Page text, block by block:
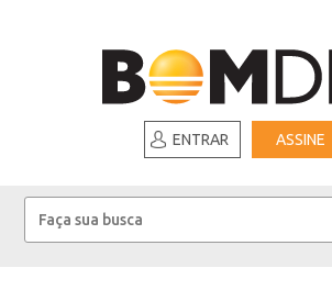
ENTRAR ASSINE